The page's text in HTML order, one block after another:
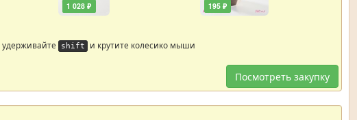
1 028 ₽ 195 ₽
shift и крутите колесико мыши
Посмотреть закупку